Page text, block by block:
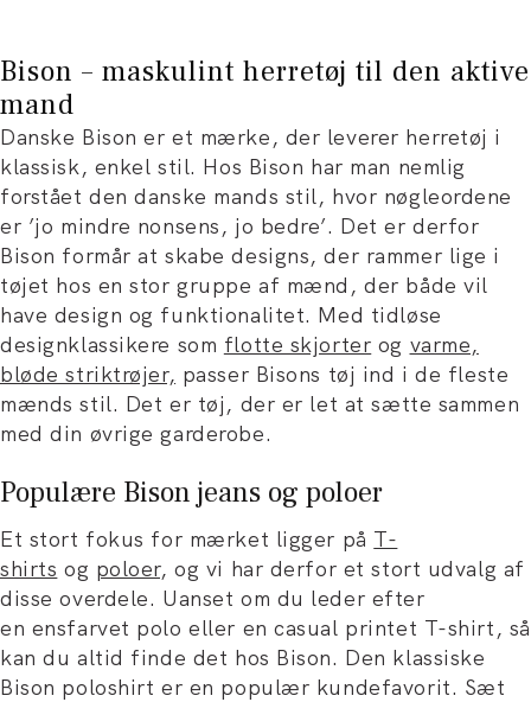
Bison – maskulint herretøj til den aktive
mand
Danske Bison er et mærke, der leverer herretøj i
klassisk, enkel stil. Hos Bison har man nemlig
forstået den danske mands stil, hvor nøgleordene
er ’jo mindre nonsens, jo bedre’. Det er derfor
Bison formår at skabe designs, der rammer lige i
tøjet hos en stor gruppe af mænd, der både vil
have design og funktionalitet. Med tidløse
designklassikere som flotte skjorter og varme,
bløde striktrøjer, passer Bisons tøj ind i de fleste
mænds stil. Det er tøj, der er let at sætte sammen
med din øvrige garderobe.
Populære Bison jeans og poloer
Et stort fokus for mærket ligger på T-
shirts og poloer, og vi har derfor et stort udvalg af
disse overdele. Uanset om du leder efter
en ensfarvet polo eller en casual printet T-shirt, så
kan du altid finde det hos Bison. Den klassiske
Bison poloshirt er en populær kundefavorit. Sæt